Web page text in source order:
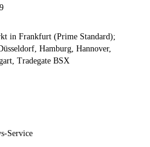
in Frankfurt (Prime Standard);
Hamburg, Hannover,
Tradegate BSX
Service